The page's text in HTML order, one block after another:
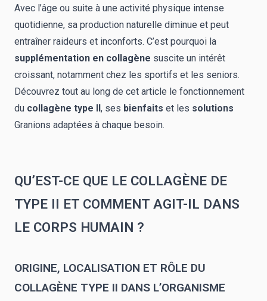
Avec l’âge ou suite à une activité physique intense
quotidienne, sa production naturelle diminue et peut
entraîner raideurs et inconforts. C’est pourquoi la
supplémentation en collagène suscite un intérêt
croissant, notamment chez les sportifs et les seniors.
Découvrez tout au long de cet article le fonctionnement
du collagène type II, ses bienfaits et les solutions
Granions adaptées à chaque besoin.
QU’EST-CE QUE LE COLLAGÈNE DE
TYPE II ET COMMENT AGIT-IL DANS
LE CORPS HUMAIN ?
ORIGINE, LOCALISATION ET RÔLE DU
COLLAGÈNE TYPE II DANS L’ORGANISME